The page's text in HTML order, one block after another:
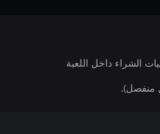
الشراء داخل اللعبة
منفصل).